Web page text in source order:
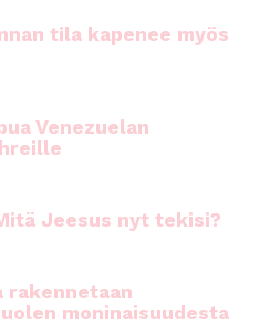
tila kapenee myös
Venezuelan
Jeesus nyt tekisi?
rakennetaan
moninaisuudesta